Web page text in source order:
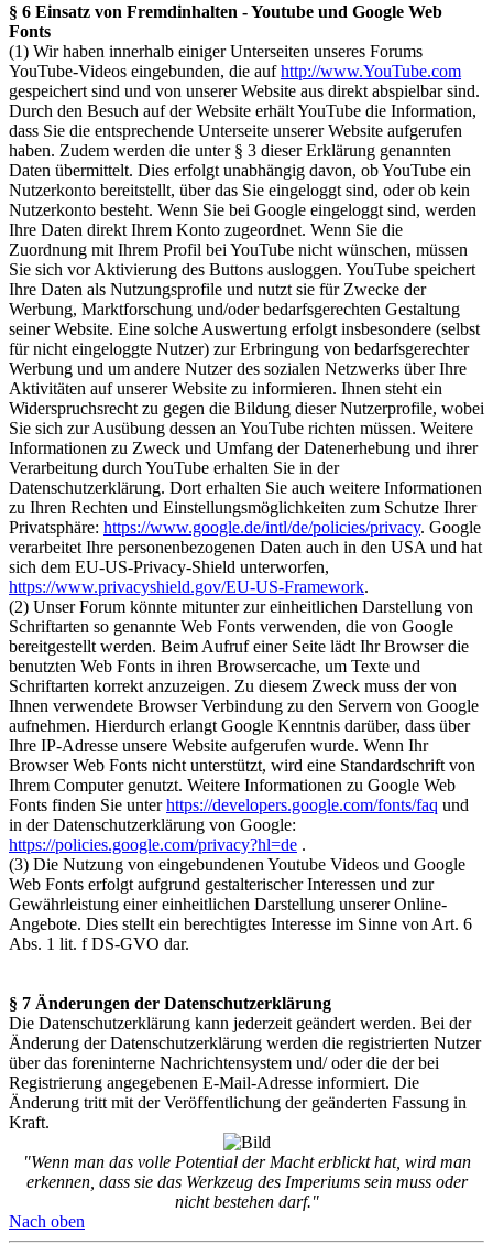
§ 6 Einsatz von Fremdinhalten - Youtube und Google Web
Fonts
(1) Wir haben innerhalb einiger Unterseiten unseres Forums
YouTube-Videos eingebunden, die aufhttp://www.YouTube.com
gespeichert sind und von unserer Website aus direkt abspielbar sind.
Durch den Besuch auf der Website erhält YouTube die Information,
dass Sie die entsprechende Unterseite unserer Website aufgerufen
haben. Zudem werden die unter § 3 dieser Erklärung genannten
Daten übermittelt. Dies erfolgt unabhängig davon, ob YouTube ein
Nutzerkonto bereitstellt, über das Sie eingeloggt sind, oder ob kein
Nutzerkonto besteht. Wenn Sie bei Google eingeloggt sind, werden
Ihre Daten direkt Ihrem Konto zugeordnet. Wenn Sie die
Zuordnung mit Ihrem Profil bei YouTube nicht wünschen, müssen
Sie sich vor Aktivierung des Buttons ausloggen. YouTube speichert
Ihre Daten als Nutzungsprofile und nutzt sie für Zwecke der
Werbung, Marktforschung und/oder bedarfsgerechten Gestaltung
seiner Website. Eine solche Auswertung erfolgt insbesondere (selbst
für nicht eingeloggte Nutzer) zur Erbringung von bedarfsgerechter
Werbung und um andere Nutzer des sozialen Netzwerks über Ihre
Aktivitäten auf unserer Website zu informieren. Ihnen steht ein
Widerspruchsrecht zu gegen die Bildung dieser Nutzerprofile, wobei
Sie sich zur Ausübung dessen an YouTube richten müssen. Weitere
Informationen zu Zweck und Umfang der Datenerhebung und ihrer
Verarbeitung durch YouTube erhalten Sie in der
Datenschutzerklärung. Dort erhalten Sie auch weitere Informationen
zu Ihren Rechten und Einstellungsmöglichkeiten zum Schutze Ihrer
Privatsphäre: https://www.google.de/intl/de/policies/privacy. Google
verarbeitet Ihre personenbezogenen Daten auch in den USA und hat
sich dem EU-US-Privacy-Shield unterworfen,
https://www.privacyshield.gov/EU-US-Framework.
(2) Unser Forum könnte mitunter zur einheitlichen Darstellung von
Schriftarten so genannte Web Fonts verwenden, die von Google
bereitgestellt werden. Beim Aufruf einer Seite lädt Ihr Browser die
benutzten Web Fonts in ihren Browsercache, um Texte und
Schriftarten korrekt anzuzeigen. Zu diesem Zweck muss der von
Ihnen verwendete Browser Verbindung zu den Servern von Google
aufnehmen. Hierdurch erlangt Google Kenntnis darüber, dass über
Ihre IP-Adresse unsere Website aufgerufen wurde. Wenn Ihr
Browser Web Fonts nicht unterstützt, wird eine Standardschrift von
Ihrem Computer genutzt. Weitere Informationen zu Google Web
Fonts finden Sie unterhttps://developers.google.com/fonts/faq und
in der Datenschutzerklärung von Google:
https://policies.google.com/privacy?hl=de .
(3) Die Nutzung von eingebundenen Youtube Videos und Google
Web Fonts erfolgt aufgrund gestalterischer Interessen und zur
Gewährleistung einer einheitlichen Darstellung unserer Online-
Angebote. Dies stellt ein berechtigtes Interesse im Sinne von Art. 6
Abs. 1 lit. f DS-GVO dar.
§ 7 Änderungen der Datenschutzerklärung
Die Datenschutzerklärung kann jederzeit geändert werden. Bei der
Änderung der Datenschutzerklärung werden die registrierten Nutzer
über das foreninterne Nachrichtensystem und/ oder die der bei
Registrierung angegebenen E-Mail-Adresse informiert. Die
Änderung tritt mit der Veröffentlichung der geänderten Fassung in
Kraft.
"Wenn man das volle Potential der Macht erblickt hat, wird man
erkennen, dass sie das Werkzeug des Imperiums sein muss oder
nicht bestehen darf."
Nach oben